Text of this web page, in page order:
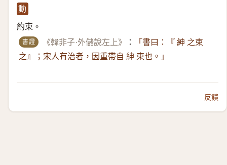
動
約束。
書證 《韓非子·外儲說左上》 ：
「書曰：『 紳 之束
之』；宋人有治者，因重帶自 紳 束也。」
反饋